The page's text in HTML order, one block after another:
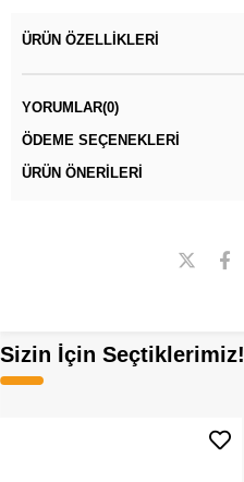
ÜRÜN ÖZELLIKLERI
YORUMLAR(0)
ÖDEME SEÇENEKLERI
ÜRÜN ÖNERILERI
Sizin İçin Seçtiklerimiz!